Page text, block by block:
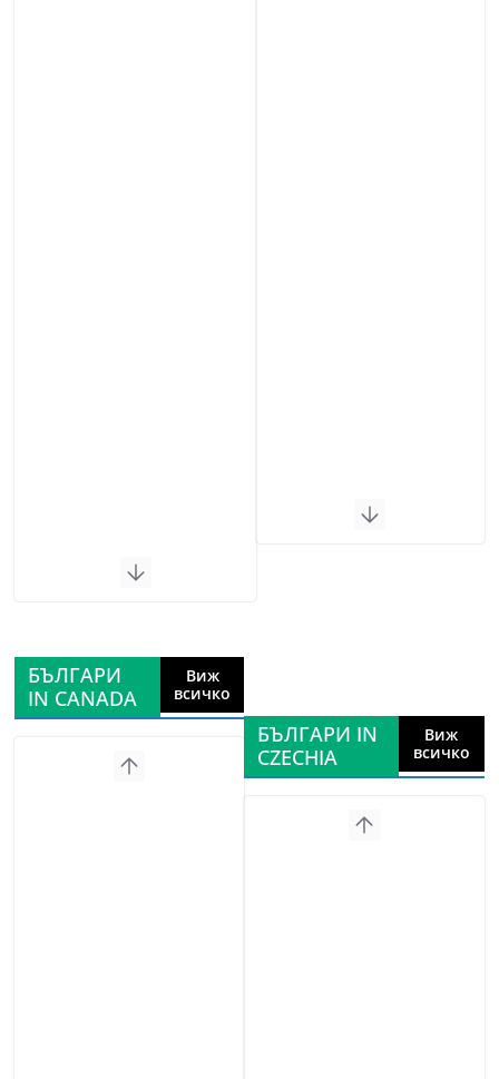
БЪЛГАРИ
IN CANADA
Виж
всичко
БЪЛГАРИ IN
CZECHIA
Виж
всичко